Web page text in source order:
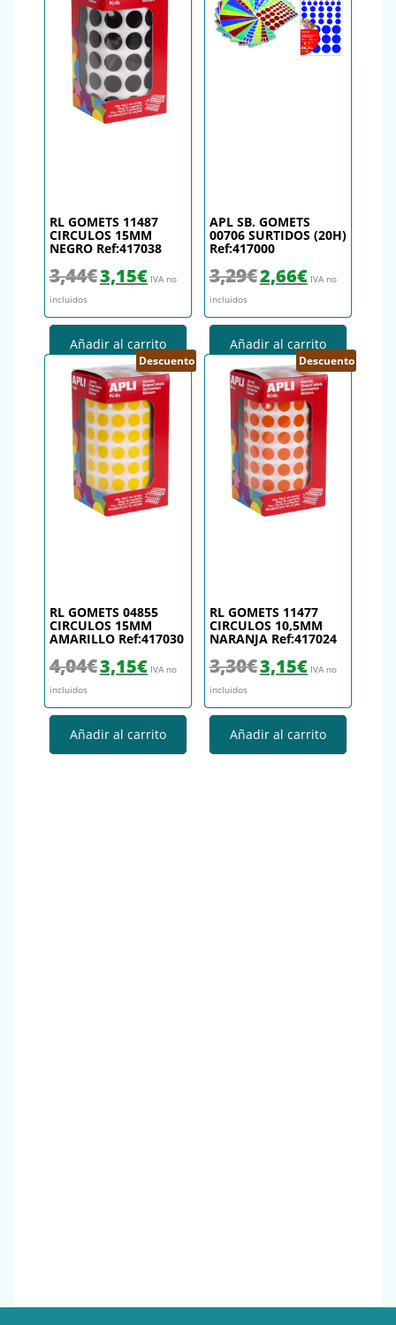
RL GOMETS 11487
CIRCULOS 15MM
NEGRO Ref:417038
3,44€ El precio original era: 3,44€.
3,15€El precio actual es: 3,15€.
IVA no
incluidos
Añadir al carrito
APL SB. GOMETS
00706 SURTIDOS (20H)
Ref:417000
3,29€El precio original era: 3,29€.
2,66€El precio actual
IVA no
incluidos
Añadir al carrito
Descuento
RL GOMETS 04855
CIRCULOS 15MM
AMARILLO Ref:417030
4,04€ El precio original era: 4,04€.
3,15€El precio actual es: 3,15€.
IVA no
incluidos
Añadir al carrito
Descuento
RL GOMETS 11477
CIRCULOS 10,5MM
NARANJA Ref:417024
3,30€ El precio original era: 3,30€.
3,15€El precio actual
IVA no
incluidos
Añadir al carrito